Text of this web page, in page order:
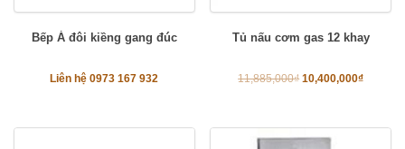
Bếp Á đôi kiềng gang đúc
Liên hệ 0973 167 932
Tủ nấu cơm gas 12 khay
11,885,000₫ 10,400,000₫